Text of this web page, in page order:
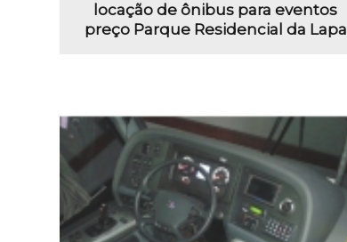
locação de ônibus para eventos
preço Parque Residencial da Lapa